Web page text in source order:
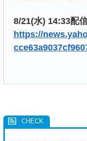
8/21(水) 14:33配
https://